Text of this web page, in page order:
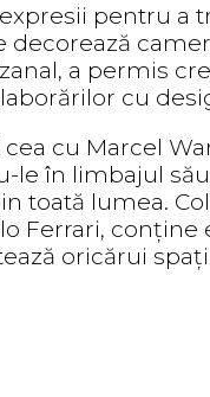
pentru
a permis
cu
cu Marcel
în limbajul
lumea.
Ferrari,
oricărui